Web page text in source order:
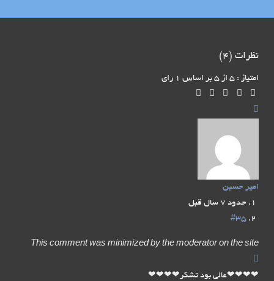
نظرات (4
)
امتیاز : 5 از 5 بر اساس 1 رای
امیر حسین
حدود 7 سال قبل
#35
This comment was minimized by the moderator on the site
❤❤❤❤عالی بود تشکر❤❤❤❤